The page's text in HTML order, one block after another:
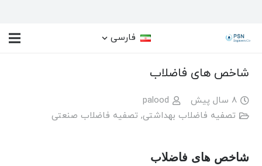
فارسی
شاخص های فاضلاب
8 سال پیش
palood
تصفیه فاضلاب بهداشتی, تصفیه فاضلاب صنعتی
شاخص های فاضلاب